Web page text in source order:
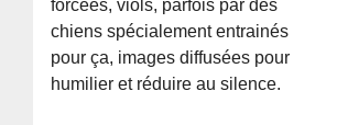
forcées, viols, parfois par des
chiens spécialement entrainés
pour ça, images diffusées pour
humilier et réduire au silence.